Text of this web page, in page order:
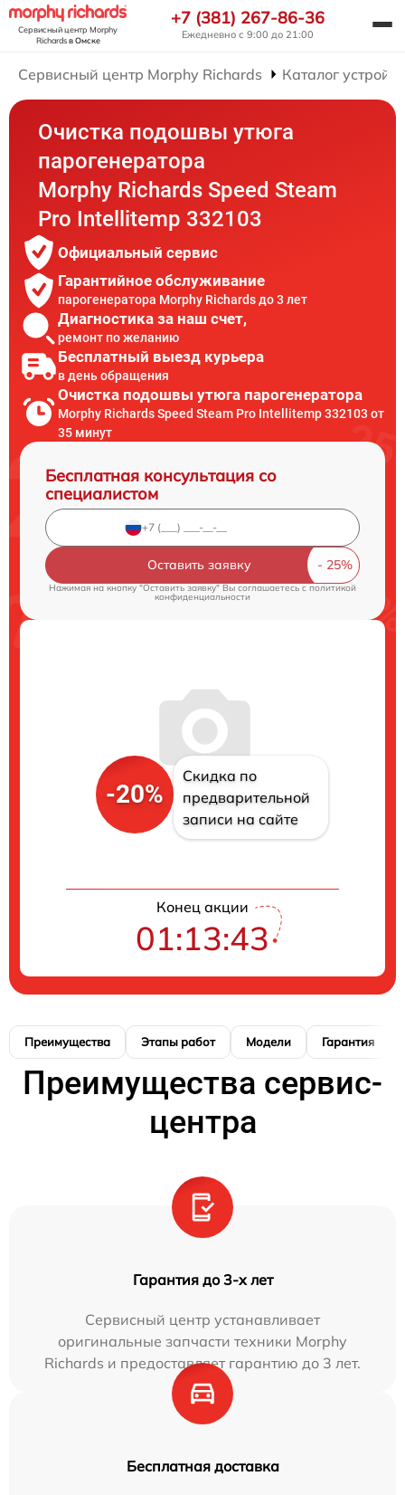
Сервисный центр Morphy
Richardsв Омске
+7 (381) 267-86-36
Ежедневно с 9:00 до 21:00
Сервисный центр Morphy Richards Каталог
Очистка подошвы утюга
парогенератора
Morphy Richards Speed Steam
Pro Intellitemp 332103
Официальный сервис
Гарантийное обслуживание
парогенератора Morphy Richards до 3 лет
Диагностика за наш счет,
ремонт по желанию
Бесплатный выезд курьера
в день обращения
Очистка подошвы утюга парогенератора
Morphy Richards Speed Steam Pro Intellitemp 332103 от
35 минут
Бесплатная консультация со
специалистом
Оставить заявку
Нажимая на кнопку "Оставить заявку" Вы соглашаетесь cполитикой
конфиденциальности
-20%
Скидка по
предварительной
записи на сайте
Конец акции
01:13:42
Преимущества Этапы работ Модели Гарантия
Преимущества сервис-
центра
Гарантия до 3-х лет
Сервисный центр устанавливает
оригинальные запчасти техники Morphy
Richards и предоставляет гарантию до 3 лет.
Бесплатная доставка